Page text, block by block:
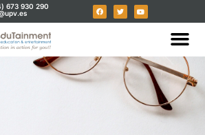
673 930 290